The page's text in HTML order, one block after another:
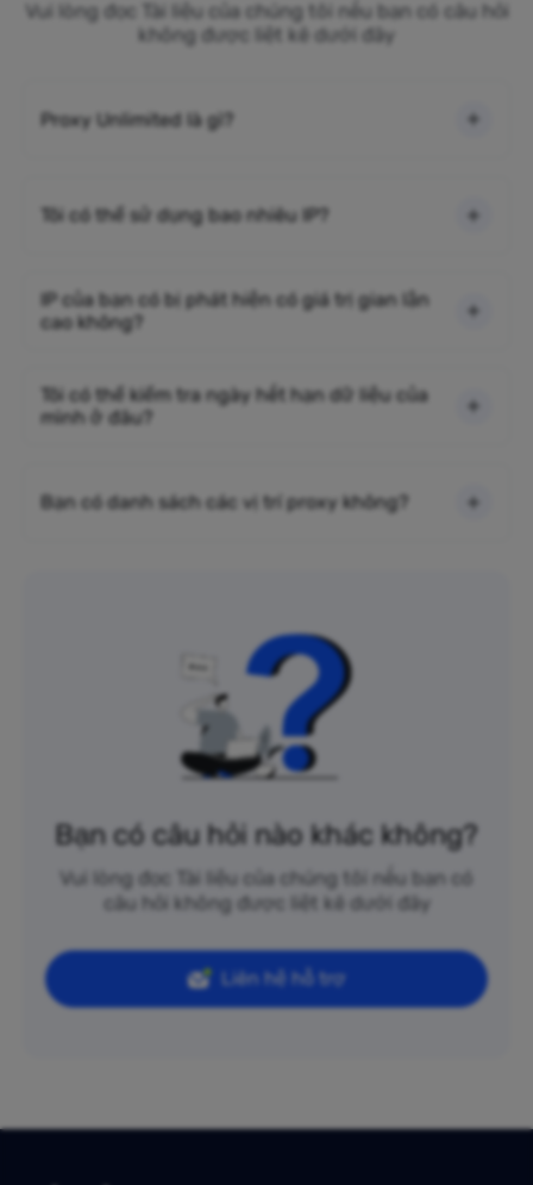
Vui lòng đọc Tài liệu của chúng tôi nếu bạn có câu hỏi
không được liệt kê dưới đây
Proxy Unlimited là gì?
Tôi có thể sử dụng bao nhiêu IP?
IP của bạn có bị phát hiện có giá trị gian lận
cao không?
Tôi có thể kiểm tra ngày hết hạn dữ liệu của
mình ở đâu?
Bạn có danh sách các vị trí proxy không?
Bạn có câu hỏi nào khác không?
Vui lòng đọc Tài liệu của chúng tôi nếu bạn có
câu hỏi không được liệt kê dưới đây
Liên hệ hỗ trợ